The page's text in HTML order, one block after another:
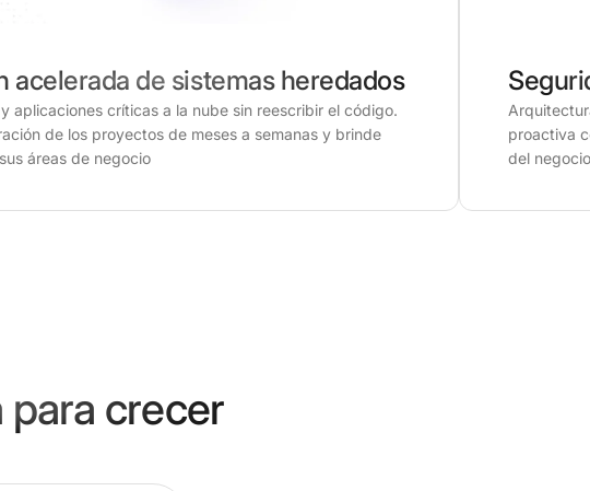
acelerada de sistemas heredados
y aplicaciones críticas a la nube sin reescribir el código.
de los proyectos de meses a semanas y brinde
áreas de negocio
proactiva
del
crecer